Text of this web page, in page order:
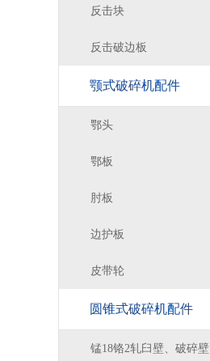
反击块
反击破边板
颚式破碎机配件
鄂头
鄂板
肘板
边护板
皮带轮
圆锥式破碎机配件
锰18铬2轧臼壁、破碎壁